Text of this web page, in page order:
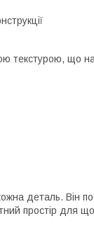
текстурою, що
деталь. Він
простір для